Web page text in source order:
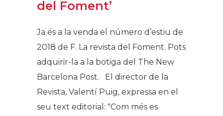
del Foment’
Ja és a la venda el número d’estiu de
2018 de F. La revista del Foment. Pots
adquirir-la a la botiga del The New
Barcelona Post. El director de la
Revista, Valentí Puig, expressa en el
seu text editorial: "Com més es